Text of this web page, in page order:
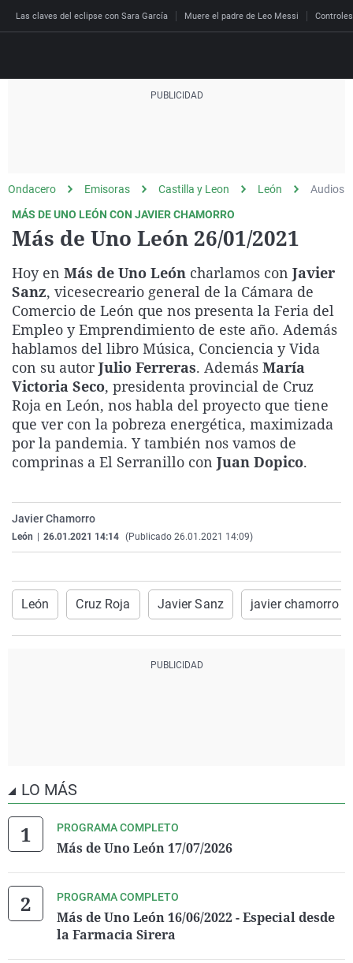
Las claves del eclipse con Sara García Muere el padre de Leo Messi
Julia en la onda
Radioestadio
Radioestadio noche
El colegio invisible
La rosa de los vientos
Gente viajera
Como el perro y el
Expedientes del más
Invisibles
Prohibido morirse
Esto no ha pasado
Caso
Retornados
Equipo de
Operación Viuda
Baleares
Cataluña
Comunidad de Madrid
Comunitat Valenciana
Extremadura
Galicia
La Rioja
Navarra
Economía
Deportes
Tenis
El tiempo
Más noticias
Salud
Ciencia y Tecnología
Gastronomía
Medio ambiente
Virales
Televisión
Elecciones
Ondacero Emisoras Castilla y Leon León
Audios
MÁS DE UNO LEÓN CON JAVIER CHAMORRO
Más de Uno León 26/01/2021
Hoy en Más de Uno León charlamos con Javier
Sanz, vicesecreario general de la Cámara de
Comercio de León que nos presenta la Feria del
Empleo y Emprendimiento de este año. Además
hablamos del libro Música, Conciencia y Vida
con su autorJulio Ferreras. Además María
Victoria Seco, presidenta provincial de Cruz
Roja en León, nos habla del proyecto que tiene
que ver con la pobreza energética, maximizada
por la pandemia. Y también nos vamos de
comprinas a El Serranillo con Juan Dopico.
Javier Chamorro
León 26.01.2021 14:14 (Publicado 26.01.2021 14:09)
León Cruz Roja Javier Sanz javier chamorro
LO MÁS
PROGRAMA COMPLETO
Más de Uno León 17/07/2026
PROGRAMA COMPLETO
Más de Uno León 16/06/2022 - Especial desde
la Farmacia Sirera